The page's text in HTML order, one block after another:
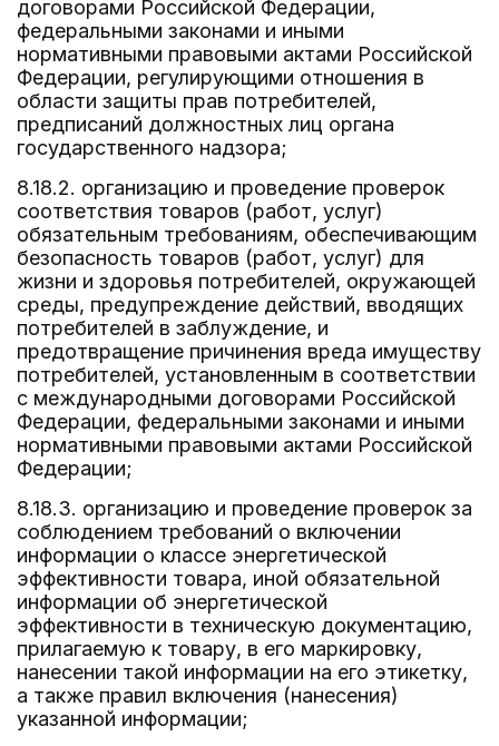
договорами Российской Федерации,
федеральными законами и иными
нормативными правовыми актами Российской
Федерации, регулирующими отношения в
области защиты прав потребителей,
предписаний должностных лиц органа
государственного надзора;
8.18.2. организацию и проведение проверок
соответствия товаров (работ, услуг)
обязательным требованиям, обеспечивающим
безопасность товаров (работ, услуг) для
жизни и здоровья потребителей, окружающей
среды, предупреждение действий, вводящих
потребителей в заблуждение, и
предотвращение причинения вреда имуществу
потребителей, установленным в соответствии
с международными договорами Российской
Федерации, федеральными законами и иными
нормативными правовыми актами Российской
Федерации;
8.18.3. организацию и проведение проверок за
соблюдением требований о включении
информации о классе энергетической
эффективности товара, иной обязательной
информации об энергетической
эффективности в техническую документацию,
прилагаемую к товару, в его маркировку,
нанесении такой информации на его этикетку,
а также правил включения (нанесения)
указанной информации;